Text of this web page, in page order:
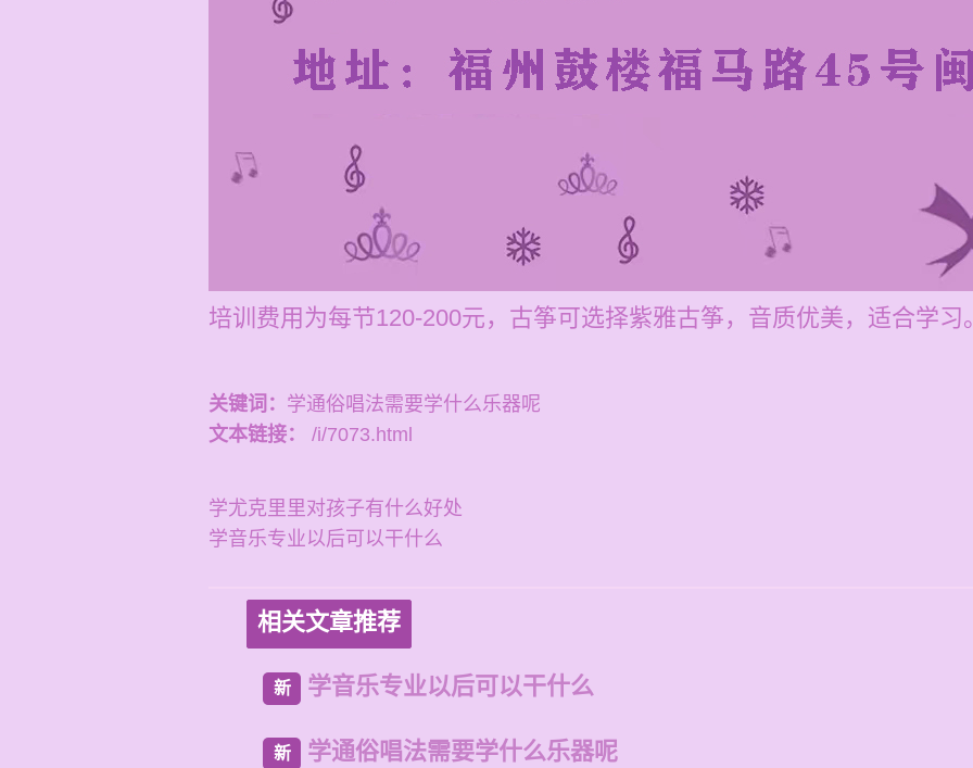
培训费用为每节120-200元，古筝可选择紫雅古筝，音质优美，适合学习
关键词： 学通俗唱法需要学什么乐器呢
文本链接：
/i/7073.html
学尤克里里对孩子有什么好处
学音乐专业以后可以干什么
相关文章推荐
新 学音乐专业以后可以干什么
新 学通俗唱法需要学什么乐器呢